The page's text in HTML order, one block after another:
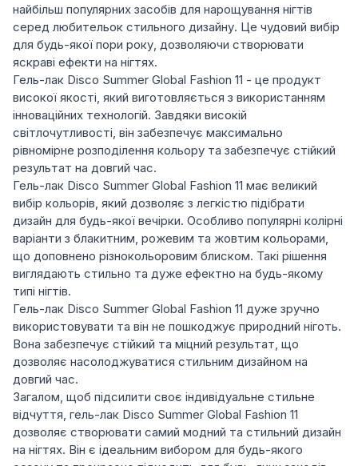
найбільш популярних засобів для нарощування нігтів
серед любительок стильного дизайну. Це чудовий вибір
для будь-якої пори року, дозволяючи створювати
яскраві ефекти на нігтях.
Гель-лак Disco Summer Global Fashion 11 - це продукт
високої якості, який виготовляється з використанням
інноваційних технологій. Завдяки високій
світлочутливості, він забезпечує максимально
рівномірне розподілення кольору та забезпечує стійкий
результат на довгий час.
Гель-лак Disco Summer Global Fashion 11 має великий
вибір кольорів, який дозволяє з легкістю підібрати
дизайн для будь-якої вечірки. Особливо популярні колірні
варіанти з блакитним, рожевим та жовтим кольорами,
що доповнено різнокольоровим блиском. Такі рішення
виглядають стильно та дуже ефектно на будь-якому
типі нігтів.
Гель-лак Disco Summer Global Fashion 11 дуже зручно
використовувати та він не пошкоджує природний ніготь.
Вона забезпечує стійкий та міцний результат, що
дозволяє насолоджуватися стильним дизайном на
довгий час.
Загалом, щоб підсилити своє індивідуальне стильне
відчуття, гель-лак Disco Summer Global Fashion 11
дозволяє створювати самий модний та стильний дизайн
на нігтях. Він є ідеальним вибором для будь-якого